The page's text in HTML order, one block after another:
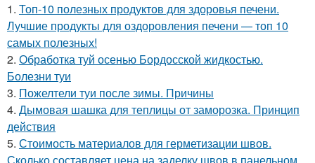
1. Топ-10 полезных продуктов для здоровья печени.
Лучшие продукты для оздоровления печени — топ 10
самых полезных!
2. Обработка туй осенью Бордосской жидкостью.
Болезни туи
3. Пожелтели туи после зимы. Причины
4. Дымовая шашка для теплицы от заморозка. Принцип
действия
5. Стоимость материалов для герметизации швов.